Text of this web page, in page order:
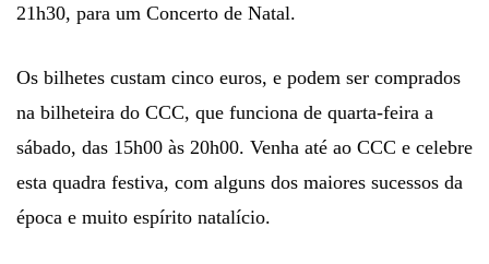
21h30, para um Concerto de Natal.
Os bilhetes custam cinco euros, e podem ser comprados
na bilheteira do CCC, que funciona de quarta-feira a
sábado, das 15h00 às 20h00. Venha até ao CCC e celebre
esta quadra festiva, com alguns dos maiores sucessos da
época e muito espírito natalício.